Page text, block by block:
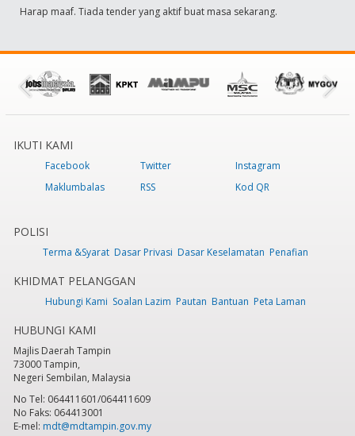
Harap maaf. Tiada tender yang aktif buat masa sekarang.
IKUTI KAMI
Facebook Twitter
Instagram
Maklumbalas
RSS Kod QR
POLISI
Terma &Syarat Dasar Privasi Dasar Keselamatan Penafian
KHIDMAT PELANGGAN
Hubungi Kami Soalan Lazim Pautan Bantuan Peta Laman
HUBUNGI KAMI
Majlis Daerah Tampin
73000 Tampin,
Negeri Sembilan, Malaysia
No Tel: 064411601/064411609
No Faks: 064413001
E-mel: mdt@mdtampin.gov.my